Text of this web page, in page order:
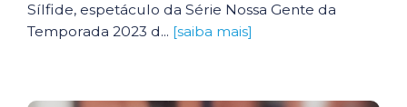
Sílfide, espetáculo da Série Nossa Gente da
Temporada 2023 d... [saiba mais]